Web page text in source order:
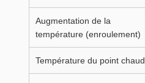
Augmentation de la
température (enroulement)
Température du point chaud